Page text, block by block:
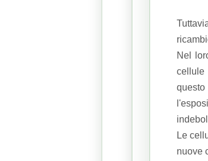
Nel
cellule
Le
nuove